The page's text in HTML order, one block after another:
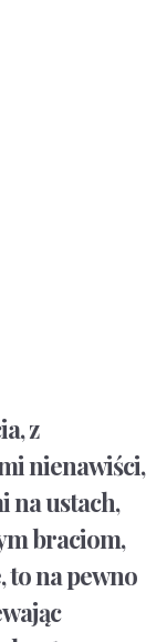
z
nienawiści,
na ustach,
braciom,
to na pewno